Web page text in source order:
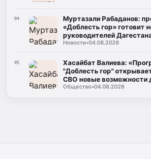
04
Муртазали Рабаданов:
«Доблесть гор» готовит
руководителей
Новости•04.08.2026
05
Хасайбат Валиева:
"Доблесть гор"
СВО новые возможности
Дагестану»
Общество•04.08.2026